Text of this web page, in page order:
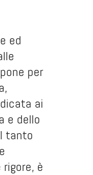
ed
per
ai
e dello
tanto
è